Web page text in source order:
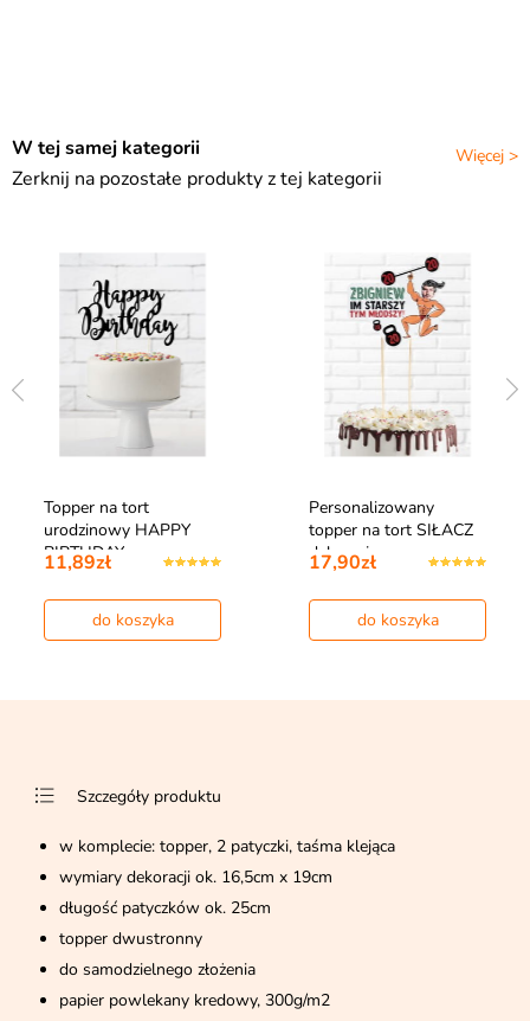
Więcej >
W tej samej kategorii
Zerknij na pozostałe produkty z tej kategorii
Topper na tort
urodzinowy HAPPY
BIRTHDAY czarny
11,89zł
do koszyka
Personalizowany
topper na tort SIŁACZ
dekoracja na…
17,90zł
do koszyka
Szczegóły produktu
w komplecie: topper, 2 patyczki, taśma klejąca
wymiary dekoracji ok. 16,5cm x 19cm
długość patyczków ok. 25cm
topper dwustronny
do samodzielnego złożenia
papier powlekany kredowy, 300g/m2